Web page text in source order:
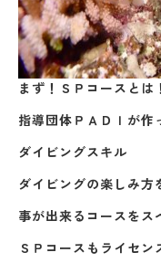
まず！ＳＰコースとは！
指導団体ＰＡＤＩが作
ダイビングスキル
ダイビングの楽しみ方
事が出来るコースをス
ＳＰコースもライセ